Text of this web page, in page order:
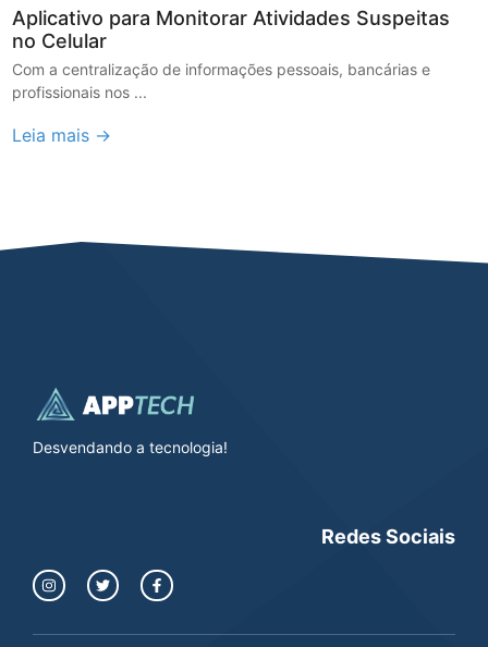
Aplicativo para Monitorar Atividades Suspeitas
no Celular
Com a centralização de informações pessoais, bancárias e
profissionais nos ...
Leia mais →
Desvendando a tecnologia!
Redes Sociais